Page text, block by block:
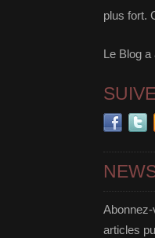
plus fort.
Le Blog a
articles